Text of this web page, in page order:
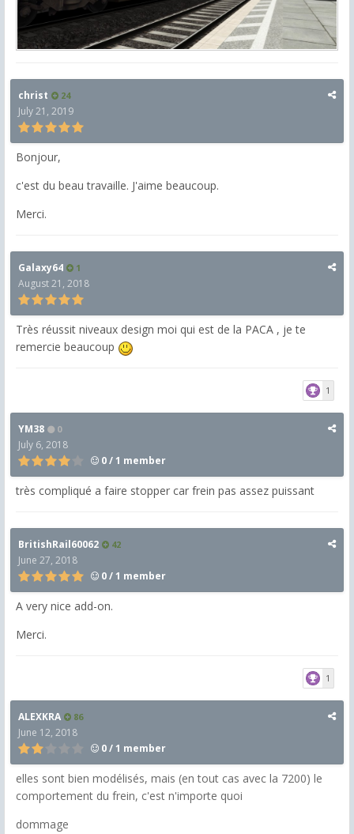
christ 24
July 21, 2019
Bonjour,
c'est du beau travaille. J'aime beaucoup.
Merci.
Galaxy64 1
August 21, 2018
Très réussit niveaux design moi qui est de la PACA , je te
remercie beaucoup
1
YM38 0
July 6, 2018
0 / 1 member
très compliqué a faire stopper car frein pas assez puissant
BritishRail60062 42
June 27, 2018
0 / 1 member
A very nice add-on.
Merci.
1
ALEXKRA 86
June 12, 2018
0 / 1 member
elles sont bien modélisés, mais (en tout cas avec la 7200) le
comportement du frein, c'est n'importe quoi
dommage